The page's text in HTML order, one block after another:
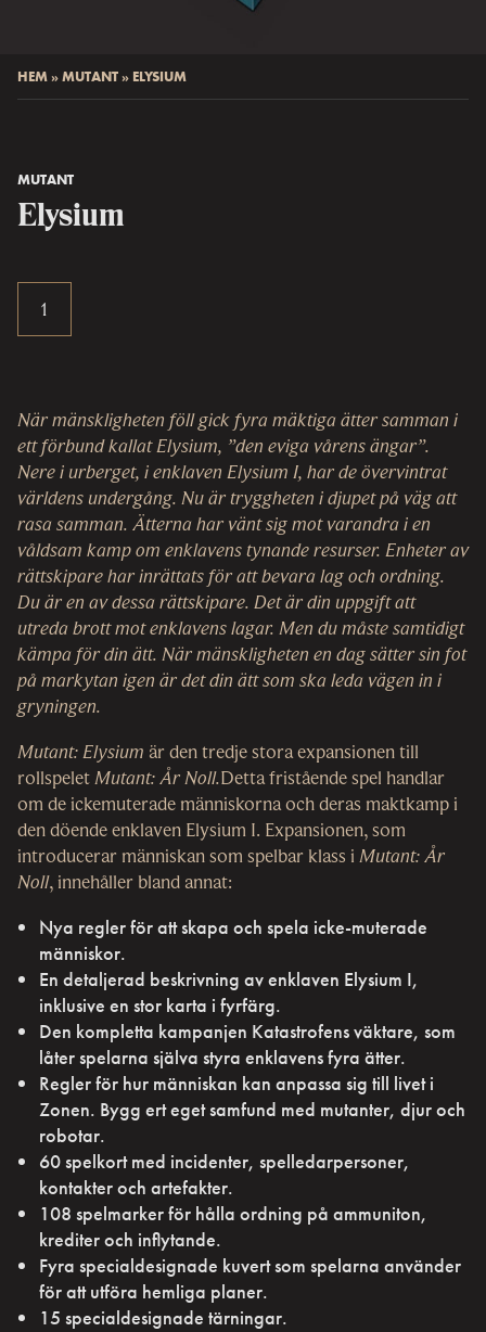
HEM»MUTANT» ELYSIUM
MUTANT
Elysium
När mänskligheten föll gick fyra mäktiga ätter samman i
ett förbund kallat Elysium, ”den eviga vårens ängar”.
Nere i urberget, i enklaven Elysium I, har de övervintrat
världens undergång. Nu är tryggheten i djupet på väg att
rasa samman. Ätterna har vänt sig mot varandra i en
våldsam kamp om enklavens tynande resurser. Enheter av
rättskipare har inrättats för att bevara lag och ordning.
Du är en av dessa rättskipare. Det är din uppgift att
utreda brott mot enklavens lagar. Men du måste samtidigt
kämpa för din ätt. När mänskligheten en dag sätter sin fot
på markytan igen är det din ätt som ska leda vägen in i
gryningen.
Mutant: Elysium är den tredje stora expansionen till
rollspeletMutant: År Noll.Detta fristående spel handlar
om de ickemuterade människorna och deras maktkamp i
den döende enklaven Elysium I. Expansionen, som
introducerar människan som spelbar klass i Mutant: År
Noll, innehåller bland annat:
Nya regler för att skapa och spela icke-muterade
människor.
En detaljerad beskrivning av enklaven Elysium I,
inklusive en stor karta i fyrfärg.
Den kompletta kampanjen Katastrofens väktare, som
låter spelarna själva styra enklavens fyra ätter.
Regler för hur människan kan anpassa sig till livet i
Zonen. Bygg ert eget samfund med mutanter, djur och
robotar.
60 spelkort med incidenter, spelledarpersoner,
kontakter och artefakter.
108 spelmarker för hålla ordning på ammuniton,
krediter och inflytande.
Fyra specialdesignade kuvert som spelarna använder
för att utföra hemliga planer.
15 specialdesignade tärningar.